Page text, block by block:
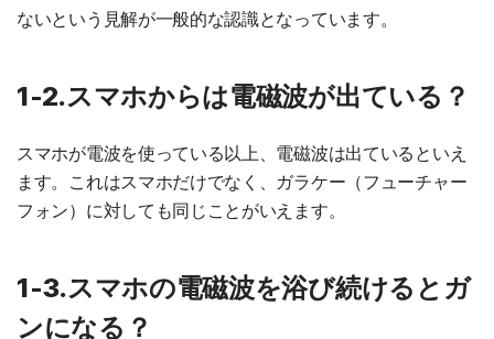
ないという見解が一般的な認識となっています。
1-2.スマホからは電磁波が出ている？
スマホが電波を使っている以上、電磁波は出ているといえ
ます。これはスマホだけでなく、ガラケー（フューチャー
フォン）に対しても同じことがいえます。
1-3.スマホの電磁波を浴び続けるとガ
ンになる？